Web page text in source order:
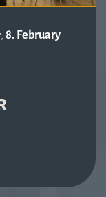
8. February